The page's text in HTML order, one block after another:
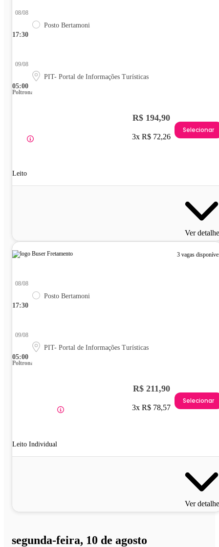
17:30
08/08
Posto Bertamoni
05:00
09/08
PIT- Portal de Informações Turísticas
Poltrona
Leito
R$ 194,90
3x R$ 72,26
Selecionar
Ver
3 vagas
17:30
08/08
Posto Bertamoni
05:00
09/08
PIT- Portal de Informações Turísticas
Poltrona
Leito Individual
R$ 211,90
3x R$ 78,57
Selecionar
Ver
segunda-feira, 10 de agosto